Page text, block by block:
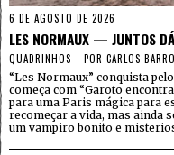
6 DE AGOSTO DE 2026
LES NORMAUX — JUNTOS
QUADRINHOS POR CARLOS
“Les Normaux” conquista
começa com “Garoto
para uma Paris mágica para
recomeçar a vida, mas ainda
um vampiro bonito e